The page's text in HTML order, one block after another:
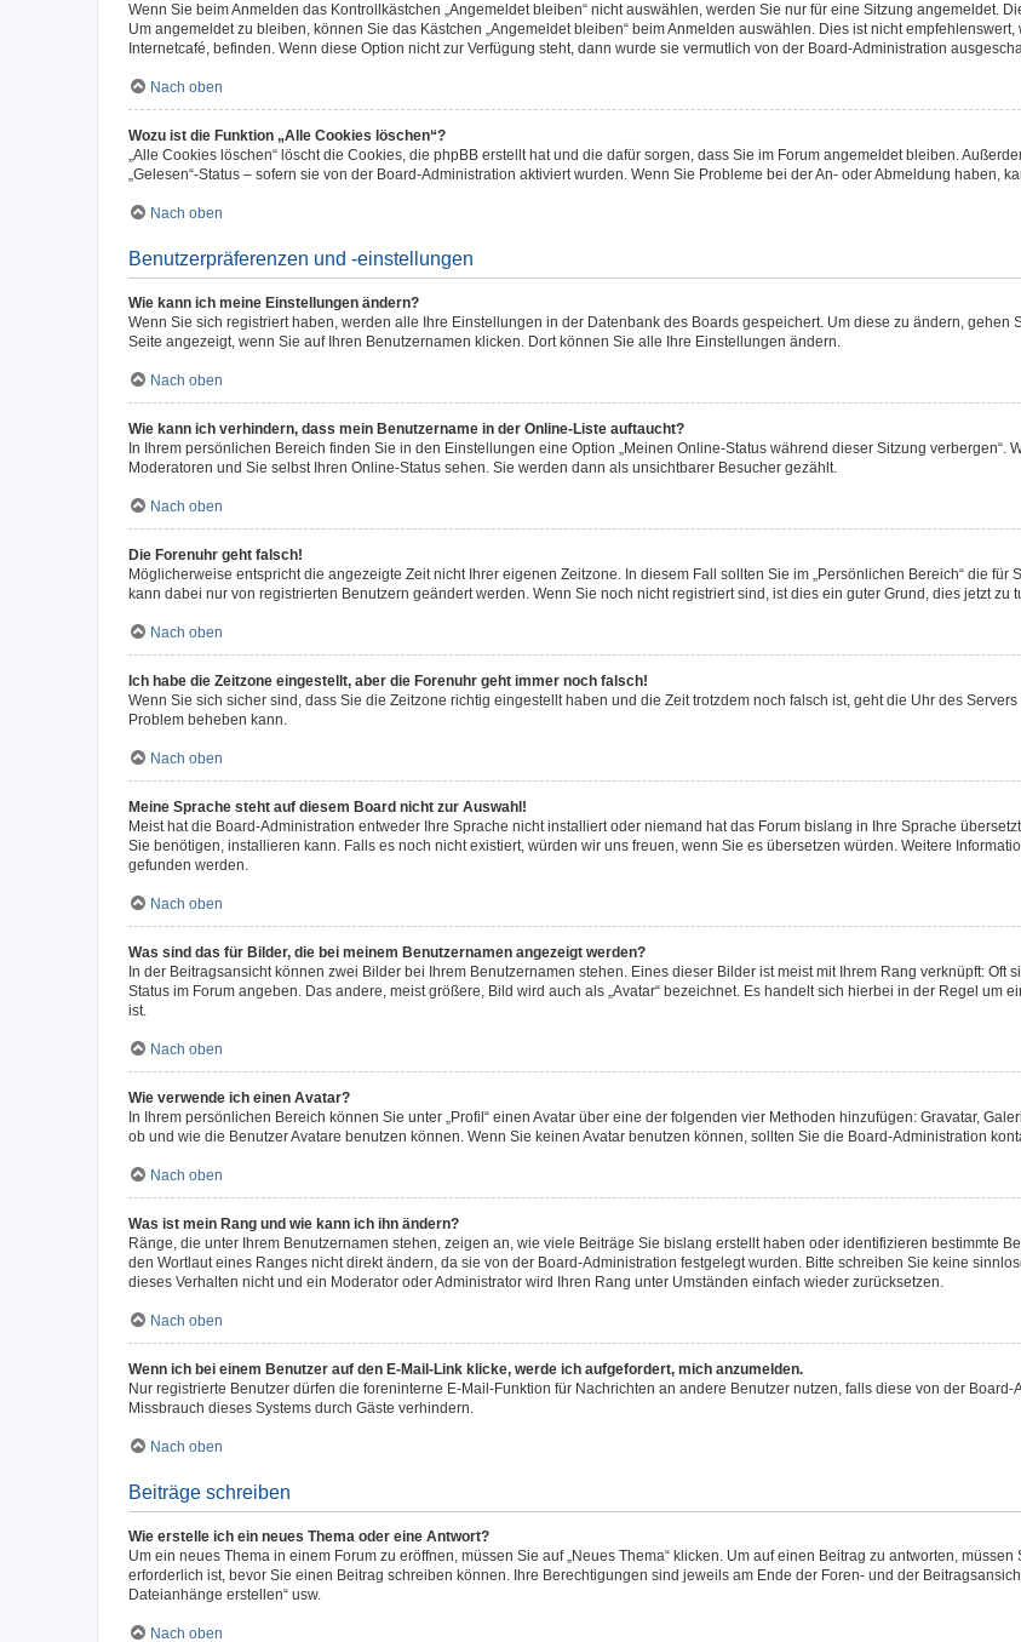
Wenn Sie beim Anmelden das Kontrollkästchen „Angemeldet bleiben“ nicht auswählen, werden Sie nur für eine Sitzung angemeldet.
Um angemeldet zu bleiben, können Sie das Kästchen „Angemeldet bleiben“ beim Anmelden auswählen. Dies ist nicht
Internetcafé, befinden. Wenn diese Option nicht zur Verfügung steht, dann wurde sie vermutlich von der Board-Administration
Nach oben
Wozu ist die Funktion „Alle Cookies löschen“?
„Alle Cookies löschen“ löscht die Cookies, die phpBB erstellt hat und die dafür sorgen, dass Sie im Forum angemeldet bleiben.
„Gelesen“-Status – sofern sie von der Board-Administration aktiviert wurden. Wenn Sie Probleme bei der An- oder Abmeldung haben,
Nach oben
Benutzerpräferenzen und -einstellungen
Wie kann ich meine Einstellungen ändern?
Wenn Sie sich registriert haben, werden alle Ihre Einstellungen in der Datenbank des Boards gespeichert. Um diese zu ändern, gehen
Seite angezeigt, wenn Sie auf Ihren Benutzernamen klicken. Dort können Sie alle Ihre Einstellungen ändern.
Nach oben
Wie kann ich verhindern, dass mein Benutzername in der Online-Liste auftaucht?
In Ihrem persönlichen Bereich finden Sie in den Einstellungen eine Option „Meinen Online-Status während dieser Sitzung verbergen“.
Moderatoren und Sie selbst Ihren Online-Status sehen. Sie werden dann als unsichtbarer Besucher gezählt.
Nach oben
Die Forenuhr geht falsch!
Möglicherweise entspricht die angezeigte Zeit nicht Ihrer eigenen Zeitzone. In diesem Fall sollten Sie im „Persönlichen Bereich“ die
kann dabei nur von registrierten Benutzern geändert werden. Wenn Sie noch nicht registriert sind, ist dies ein guter Grund, dies jetzt zu
Nach oben
Ich habe die Zeitzone eingestellt, aber die Forenuhr geht immer noch falsch!
Wenn Sie sich sicher sind, dass Sie die Zeitzone richtig eingestellt haben und die Zeit trotzdem noch falsch ist, geht die Uhr des
Problem beheben kann.
Nach oben
Meine Sprache steht auf diesem Board nicht zur Auswahl!
Meist hat die Board-Administration entweder Ihre Sprache nicht installiert oder niemand hat das Forum bislang in Ihre Sprache
Sie benötigen, installieren kann. Falls es noch nicht existiert, würden wir uns freuen, wenn Sie es übersetzen würden. Weitere
gefunden werden.
Nach oben
Was sind das für Bilder, die bei meinem Benutzernamen angezeigt werden?
In der Beitragsansicht können zwei Bilder bei Ihrem Benutzernamen stehen. Eines dieser Bilder ist meist mit Ihrem Rang verknüpft:
Status im Forum angeben. Das andere, meist größere, Bild wird auch als „Avatar“ bezeichnet. Es handelt sich hierbei in der Regel um
ist.
Nach oben
Wie verwende ich einen Avatar?
In Ihrem persönlichen Bereich können Sie unter „Profil“ einen Avatar über eine der folgenden vier Methoden hinzufügen: Gravatar,
ob und wie die Benutzer Avatare benutzen können. Wenn Sie keinen Avatar benutzen können, sollten Sie die Board-Administration
Nach oben
Was ist mein Rang und wie kann ich ihn ändern?
Ränge, die unter Ihrem Benutzernamen stehen, zeigen an, wie viele Beiträge Sie bislang erstellt haben oder identifizieren bestimmte
den Wortlaut eines Ranges nicht direkt ändern, da sie von der Board-Administration festgelegt wurden. Bitte schreiben Sie keine
dieses Verhalten nicht und ein Moderator oder Administrator wird Ihren Rang unter Umständen einfach wieder zurücksetzen.
Nach oben
Wenn ich bei einem Benutzer auf den E-Mail-Link klicke, werde ich aufgefordert, mich anzumelden.
Nur registrierte Benutzer dürfen die foreninterne E-Mail-Funktion für Nachrichten an andere Benutzer nutzen, falls diese von der
Missbrauch dieses Systems durch Gäste verhindern.
Nach oben
Beiträge schreiben
Wie erstelle ich ein neues Thema oder eine Antwort?
Um ein neues Thema in einem Forum zu eröffnen, müssen Sie auf „Neues Thema“ klicken. Um auf einen Beitrag zu antworten,
erforderlich ist, bevor Sie einen Beitrag schreiben können. Ihre Berechtigungen sind jeweils am Ende der Foren- und der
Dateianhänge erstellen“ usw.
Nach oben